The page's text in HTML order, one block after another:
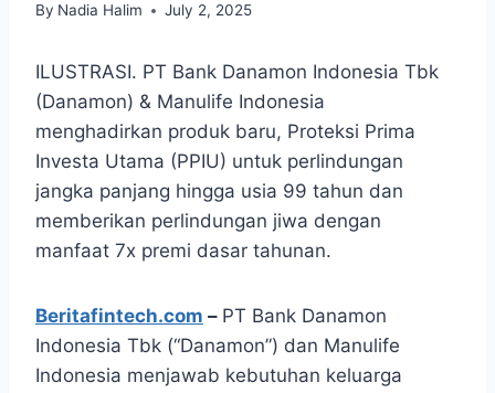
By Nadia Halim July 2, 2025
ILUSTRASI. PT Bank Danamon Indonesia Tbk
(Danamon) & Manulife Indonesia
menghadirkan produk baru, Proteksi Prima
Investa Utama (PPIU) untuk perlindungan
jangka panjang hingga usia 99 tahun dan
memberikan perlindungan jiwa dengan
manfaat 7x premi dasar tahunan.
Beritafintech.com – PT Bank Danamon
Indonesia Tbk (“Danamon”) dan Manulife
Indonesia menjawab kebutuhan keluarga